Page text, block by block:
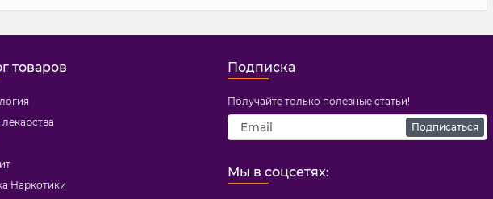
товаров
Наркотики
Подписка
Получайте только полезные статьи!
Подписаться
Мы в соцсетях: